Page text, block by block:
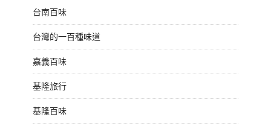
台南百味
台灣的一百種味道
嘉義百味
基隆旅行
基隆百味